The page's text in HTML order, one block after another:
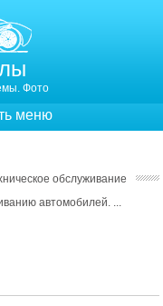
Фото
меню
обслуживание
автомобилей. ...